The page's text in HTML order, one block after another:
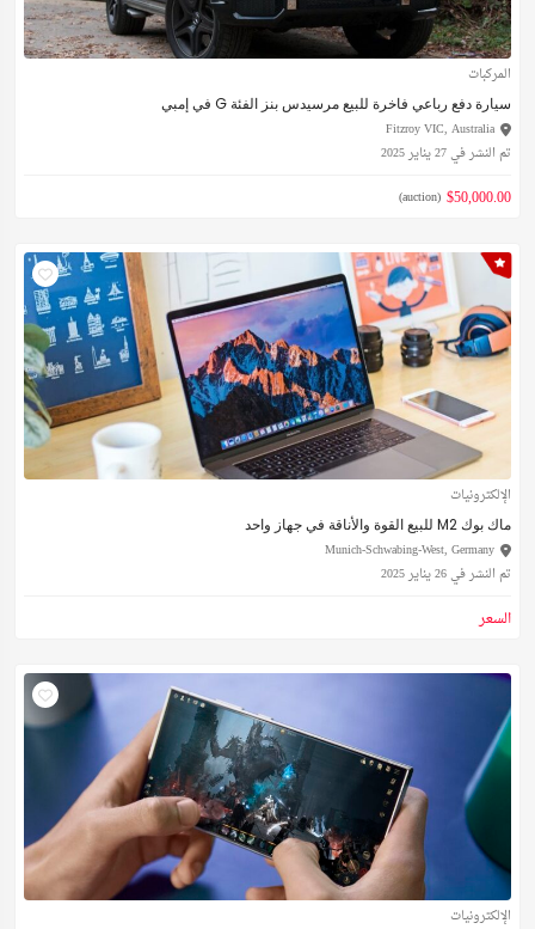
المركبات
سيارة دفع رباعي فاخرة للبيع مرسيدس بنز الفئة G في إمبي
Fitzroy VIC, Australia
تم النشر في 27 يناير 2025
$50,000.00
(auction)
الإلكترونيات
ماك بوك M2 للبيع القوة والأناقة في جهاز واحد
Munich-Schwabing-West, Germany
تم النشر في 26 يناير 2025
السعر
الإلكترونيات